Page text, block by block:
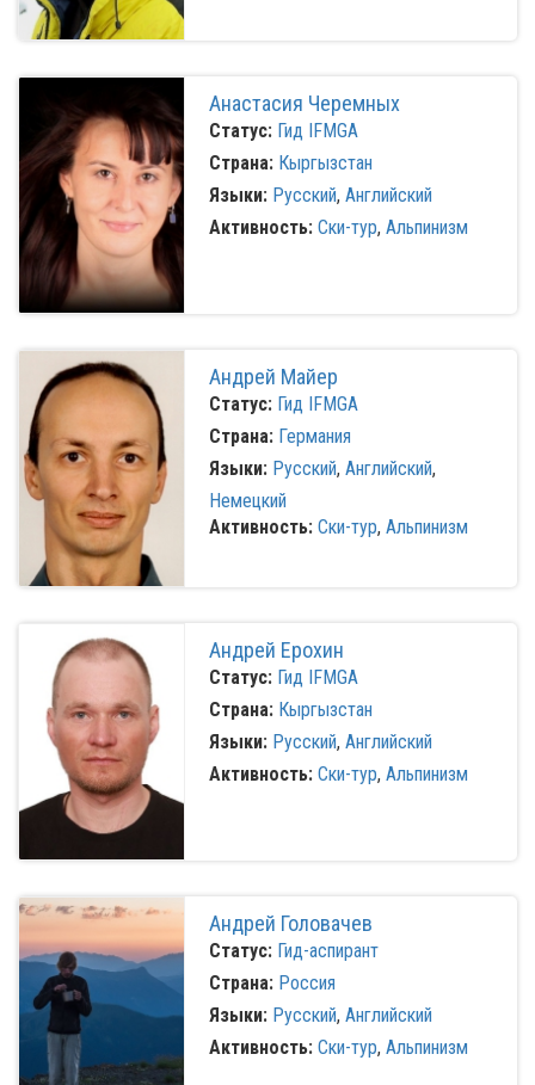
Анастасия Черемных
Статус: Гид IFMGA
Страна: Кыргызстан
Языки: Русский, Английский
Активность: Ски-тур, Альпинизм
Андрей Майер
Статус: Гид IFMGA
Страна: Германия
Языки: Русский, Английский,
Немецкий
Активность: Ски-тур, Альпинизм
Андрей Ерохин
Статус: Гид IFMGA
Страна: Кыргызстан
Языки: Русский, Английский
Активность: Ски-тур, Альпинизм
Андрей Головачев
Статус: Гид-аспирант
Страна: Россия
Языки: Русский, Английский
Активность: Ски-тур, Альпинизм